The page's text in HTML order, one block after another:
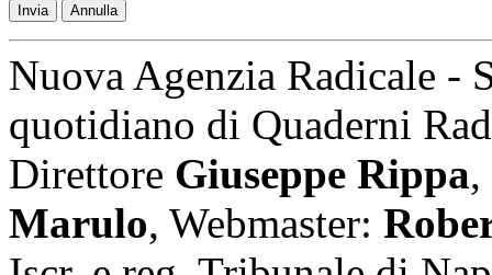
Invia Annulla
Nuova Agenzia Radicale -
quotidiano di Quaderni
Direttore Giuseppe Rippa,
Marulo, Webmaster: